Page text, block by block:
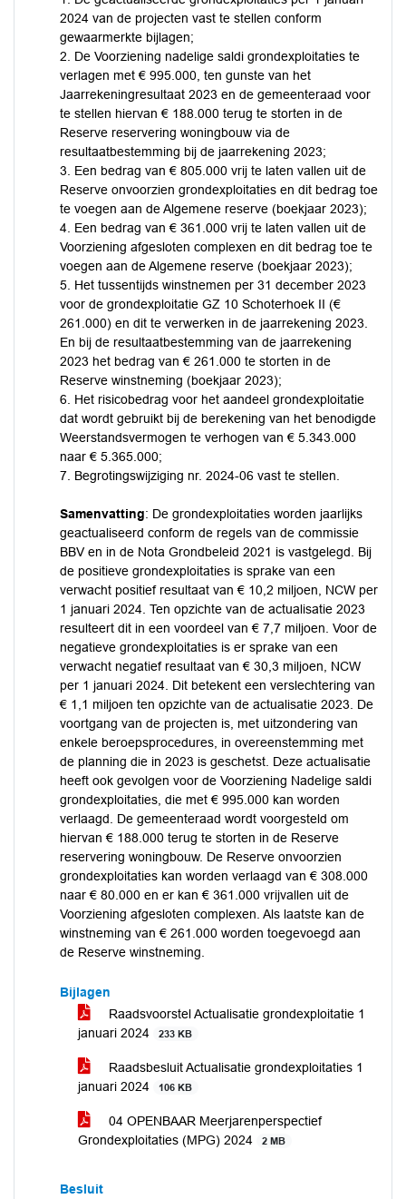
2024 van de projecten vast te stellen conform
gewaarmerkte bijlagen;
2. De Voorziening nadelige saldi grondexploitaties te
verlagen met € 995.000, ten gunste van het
Jaarrekeningresultaat 2023 en de gemeenteraad voor
te stellen hiervan € 188.000 terug te storten in de
Reserve reservering woningbouw via de
resultaatbestemming bij de jaarrekening 2023;
3. Een bedrag van € 805.000 vrij te laten vallen uit de
Reserve onvoorzien grondexploitaties en dit bedrag toe
te voegen aan de Algemene reserve (boekjaar 2023);
4. Een bedrag van € 361.000 vrij te laten vallen uit de
Voorziening afgesloten complexen en dit bedrag toe te
voegen aan de Algemene reserve (boekjaar 2023);
5. Het tussentijds winstnemen per 31 december 2023
voor de grondexploitatie GZ 10 Schoterhoek II (€
261.000) en dit te verwerken in de jaarrekening 2023.
En bij de resultaatbestemming van de jaarrekening
2023 het bedrag van € 261.000 te storten in de
Reserve winstneming (boekjaar 2023);
6. Het risicobedrag voor het aandeel grondexploitatie
dat wordt gebruikt bij de berekening van het benodigde
Weerstandsvermogen te verhogen van € 5.343.000
naar € 5.365.000;
7. Begrotingswijziging nr. 2024-06 vast te stellen.
Samenvatting: De grondexploitaties worden jaarlijks
geactualiseerd conform de regels van de commissie
BBV en in de Nota Grondbeleid 2021 is vastgelegd. Bij
de positieve grondexploitaties is sprake van een
verwacht positief resultaat van € 10,2 miljoen, NCW per
1 januari 2024. Ten opzichte van de actualisatie 2023
resulteert dit in een voordeel van € 7,7 miljoen. Voor de
negatieve grondexploitaties is er sprake van een
verwacht negatief resultaat van € 30,3 miljoen, NCW
per 1 januari 2024. Dit betekent een verslechtering van
€ 1,1 miljoen ten opzichte van de actualisatie 2023. De
voortgang van de projecten is, met uitzondering van
enkele beroepsprocedures, in overeenstemming met
de planning die in 2023 is geschetst. Deze actualisatie
heeft ook gevolgen voor de Voorziening Nadelige saldi
grondexploitaties, die met € 995.000 kan worden
verlaagd. De gemeenteraad wordt voorgesteld om
hiervan € 188.000 terug te storten in de Reserve
reservering woningbouw. De Reserve onvoorzien
grondexploitaties kan worden verlaagd van € 308.000
naar € 80.000 en er kan € 361.000 vrijvallen uit de
Voorziening afgesloten complexen. Als laatste kan de
winstneming van € 261.000 worden toegevoegd aan
de Reserve winstneming.
Bijlagen
Raadsvoorstel Actualisatie grondexploitatie 1
januari 2024
233 KB
Raadsbesluit Actualisatie grondexploitaties 1
januari 2024
106 KB
04 OPENBAAR Meerjarenperspectief
Grondexploitaties (MPG) 2024
2 MB
Besluit